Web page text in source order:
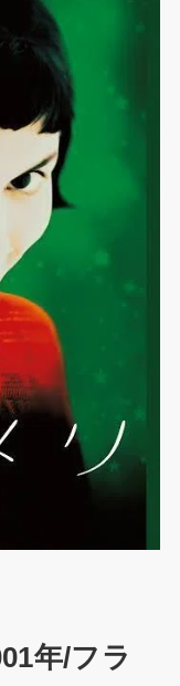
年/フラ